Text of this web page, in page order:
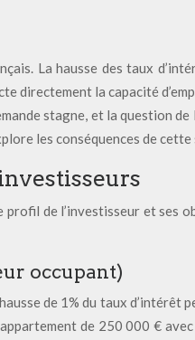
La hausse des taux
directement la capacité
stagne, et la question
les conséquences de
profil de l’investisseur et
occupant)
de 1% du taux
de 250 000 €